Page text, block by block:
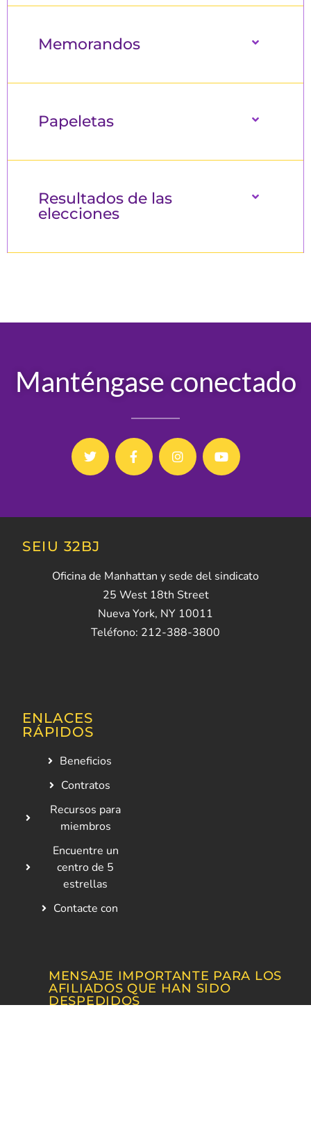
Memorandos
Papeletas
Resultados de las
elecciones
Manténgase conectado
SEIU 32BJ
Oficina de Manhattan y sede del sindicato
25 West 18th Street
Nueva York, NY 10011
Teléfono: 212-388-3800
ENLACES
RÁPIDOS
Beneficios
Contratos
Recursos para
miembros
Encuentre un
centro de 5
estrellas
Contacte con
MENSAJE IMPORTANTE PARA LOS
AFILIADOS QUE HAN SIDO
DESPEDIDOS